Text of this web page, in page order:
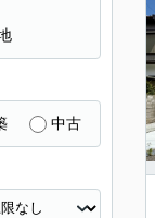
中古